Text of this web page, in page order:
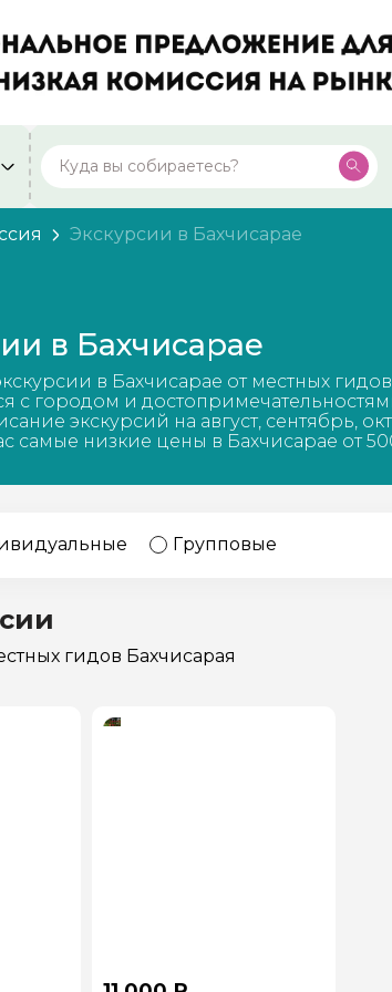
Москва
Россия
Россия
Калининград
Россия
28 экскурсий
Кисловодск
Россия
20 экскурсий
Дербент
Посмотреть все города
Экскурсии в Бахчисарае
в Бахчисарае
в Бахчисарае от местных
с городом и
экскурсий на август, сентябрь,
самые низкие цены в Бахчисарае от
Групповые
гидов Бахчисарая